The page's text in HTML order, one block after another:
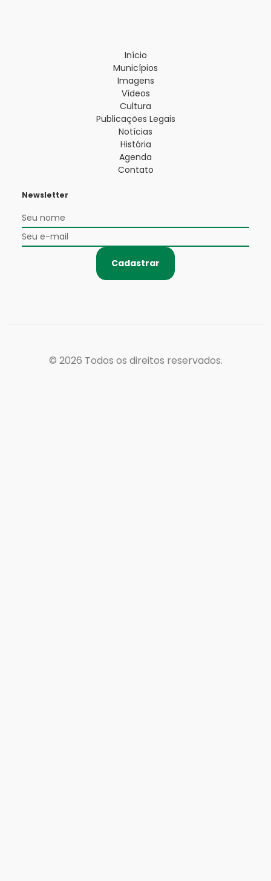
Início
Municípios
Imagens
Vídeos
Cultura
Publicações Legais
Notícias
História
Agenda
Contato
Newsletter
Cadastrar
© 2026 Todos os direitos reservados.